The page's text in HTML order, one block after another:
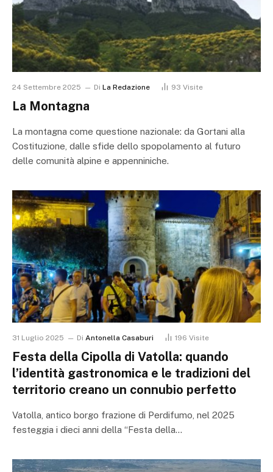
24 Settembre 2025 Di La Redazione 93 Visite
La Montagna
La montagna come questione nazionale: da Gortani alla
Costituzione, dalle sfide dello spopolamento al futuro
delle comunità alpine e appenniniche.
31 Luglio 2025 Di Antonella Casaburi 196 Visite
Festa della Cipolla di Vatolla: quando
l’identità gastronomica e le tradizioni del
territorio creano un connubio perfetto
Vatolla, antico borgo frazione di Perdifumo, nel 2025
festeggia i dieci anni della “Festa della…